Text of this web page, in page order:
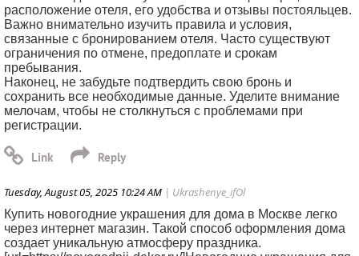
расположение отеля, его удобства и отзывы постояльцев.
Важно внимательно изучить правила и условия,
связанные с бронированием отеля. Часто существуют
ограничения по отмене, предоплате и срокам
пребывания.
Наконец, не забудьте подтвердить свою бронь и
сохранить все необходимые данные. Уделите внимание
мелочам, чтобы не столкнуться с проблемами при
регистрации.
Tuesday, August 05, 2025 10:24 AM | Ukrashenye_ifOl
Купить новогодние украшения для дома в Москве легко
через интернет магазин. Такой способ оформления дома
создает уникальную атмосферу праздника.